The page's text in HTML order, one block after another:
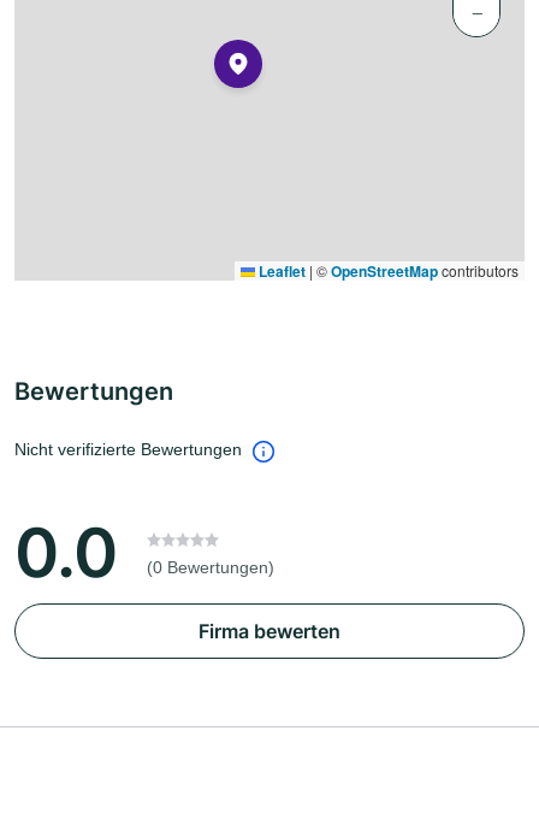
−
Leaflet | ©OpenStreetMapcontributors
Bewertungen
Nicht verifizierte Bewertungen
0.0 (0 Bewertungen)
Firma bewerten